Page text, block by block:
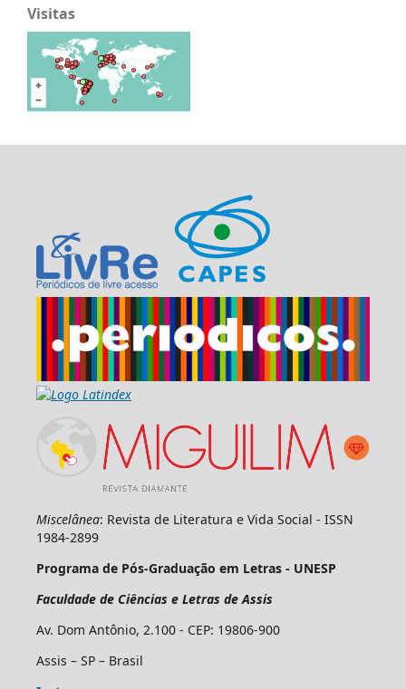
Visitas
Miscelânea: Revista de Literatura e Vida Social - ISSN
1984-2899
Programa de Pós-Graduação em Letras - UNESP
Faculdade de Ciências e Letras de Assis
Av. Dom Antônio, 2.100 - CEP: 19806-900
Assis – SP – Brasil